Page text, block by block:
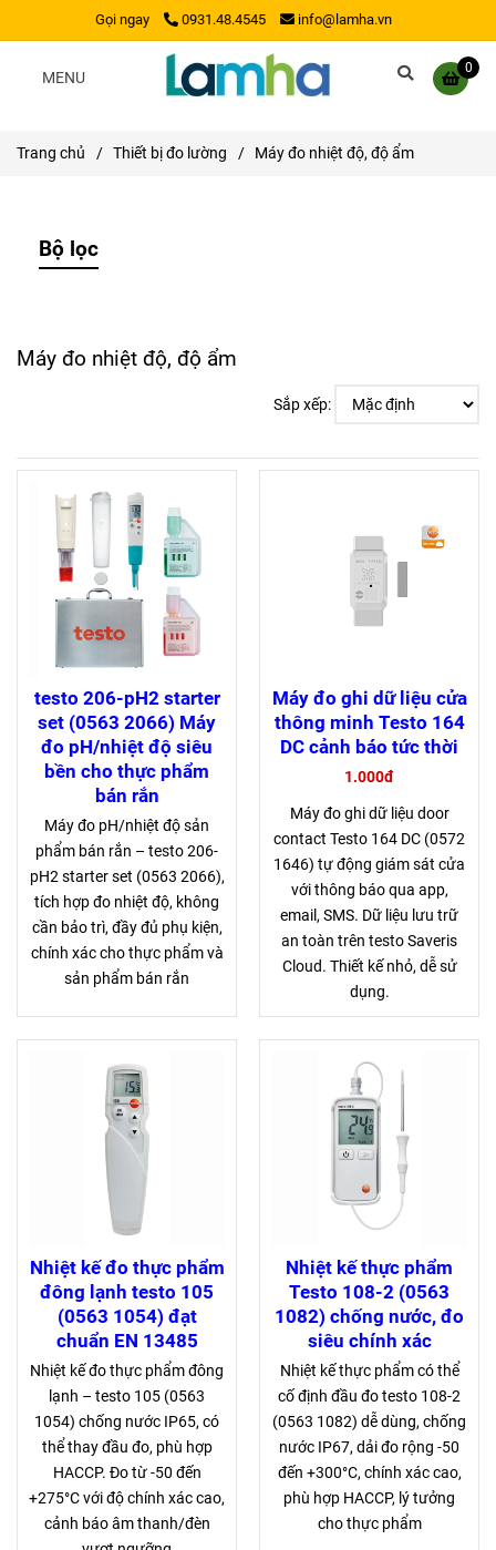
Gọi ngay 0931.48.4545 info@lamha.vn
0
MENU
Trang chủ / Thiết bị đo lường / Máy đo nhiệt độ, độ ẩm
Bộ lọc
Máy đo nhiệt độ, độ ẩm
Sắp xếp:
testo 206-pH2 starter
set (0563 2066) Máy
đo pH/nhiệt độ siêu
bền cho thực phẩm
bán rắn
Máy đo pH/nhiệt độ sản
phẩm bán rắn – testo 206-
pH2 starter set (0563 2066),
tích hợp đo nhiệt độ, không
cần bảo trì, đầy đủ phụ kiện,
chính xác cho thực phẩm và
sản phẩm bán rắn
Máy đo ghi dữ liệu cửa
thông minh Testo 164
DC cảnh báo tức thời
1.000đ
Máy đo ghi dữ liệu door
contact Testo 164 DC (0572
1646) tự động giám sát cửa
với thông báo qua app,
email, SMS. Dữ liệu lưu trữ
an toàn trên testo Saveris
Cloud. Thiết kế nhỏ, dễ sử
dụng.
Nhiệt kế đo thực phẩm
đông lạnh testo 105
(0563 1054) đạt
chuẩn EN 13485
Nhiệt kế đo thực phẩm đông
lạnh – testo 105 (0563
1054) chống nước IP65, có
thể thay đầu đo, phù hợp
HACCP. Đo từ -50 đến
+275°C với độ chính xác cao,
cảnh báo âm thanh/đèn
Nhiệt kế thực phẩm
Testo 108-2 (0563
1082) chống nước, đo
siêu chính xác
Nhiệt kế thực phẩm có thể
cố định đầu đo testo 108-2
(0563 1082) dễ dùng, chống
nước IP67, dải đo rộng -50
đến +300°C, chính xác cao,
phù hợp HACCP, lý tưởng
cho thực phẩm